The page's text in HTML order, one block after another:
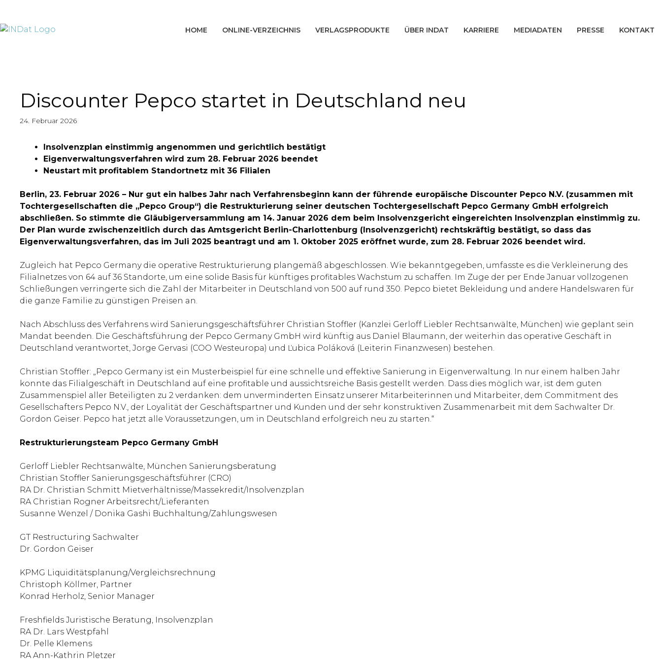
HOME ONLINE-VERZEICHNIS VERLAGSPRODUKTE ÜBER INDAT KARRIERE MEDIADATEN PRESSE KONTAKT
Discounter Pepco startet in Deutschland neu
24. Februar 2026
Insolvenzplan einstimmig angenommen und gerichtlich bestätigt
Eigenverwaltungsverfahren wird zum 28. Februar 2026 beendet
Neustart mit profitablem Standortnetz mit 36 Filialen
Berlin, 23. Februar 2026 – Nur gut ein halbes Jahr nach Verfahrensbeginn kann der führende europäische Discounter Pepco N.V. (zusammen mit
Tochtergesellschaften die „Pepco Group“) die Restrukturierung seiner deutschen Tochtergesellschaft Pepco Germany GmbH erfolgreich
abschließen. So stimmte die Gläubigerversammlung am 14. Januar 2026 dem beim Insolvenzgericht eingereichten Insolvenzplan einstimmig zu.
Der Plan wurde zwischenzeitlich durch das Amtsgericht Berlin-Charlottenburg (Insolvenzgericht) rechtskräftig bestätigt, so dass das
Eigenverwaltungsverfahren, das im Juli 2025 beantragt und am 1. Oktober 2025 eröffnet wurde, zum 28. Februar 2026 beendet wird.
Zugleich hat Pepco Germany die operative Restrukturierung plangemäß abgeschlossen. Wie bekanntgegeben, umfasste es die Verkleinerung des
Filialnetzes von 64 auf 36 Standorte, um eine solide Basis für künftiges profitables Wachstum zu schaffen. Im Zuge der per Ende Januar vollzogenen
Schließungen verringerte sich die Zahl der Mitarbeiter in Deutschland von 500 auf rund 350. Pepco bietet Bekleidung und andere Handelswaren für
die ganze Familie zu günstigen Preisen an.
Nach Abschluss des Verfahrens wird Sanierungsgeschäftsführer Christian Stoffler (Kanzlei Gerloff Liebler Rechtsanwälte, München) wie geplant sein
Mandat beenden. Die Geschäftsführung der Pepco Germany GmbH wird künftig aus Daniel Blaumann, der weiterhin das operative Geschäft in
Deutschland verantwortet, Jorge Gervasi (COO Westeuropa) und Ľubica Poláková (Leiterin Finanzwesen) bestehen.
Christian Stoffler: „Pepco Germany ist ein Musterbeispiel für eine schnelle und effektive Sanierung in Eigenverwaltung. In nur einem halben Jahr
konnte das Filialgeschäft in Deutschland auf eine profitable und aussichtsreiche Basis gestellt werden. Dass dies möglich war, ist dem guten
Zusammenspiel aller Beteiligten zu 2 verdanken: dem unverminderten Einsatz unserer Mitarbeiterinnen und Mitarbeiter, dem Commitment des
Gesellschafters Pepco N.V., der Loyalität der Geschäftspartner und Kunden und der sehr konstruktiven Zusammenarbeit mit dem Sachwalter Dr.
Gordon Geiser. Pepco hat jetzt alle Voraussetzungen, um in Deutschland erfolgreich neu zu starten.“
Restrukturierungsteam Pepco Germany GmbH
Gerloff Liebler Rechtsanwälte, München Sanierungsberatung
Christian Stoffler Sanierungsgeschäftsführer (CRO)
RA Dr. Christian Schmitt Mietverhältnisse/Massekredit/Insolvenzplan
RA Christian Rogner Arbeitsrecht/Lieferanten
Susanne Wenzel / Donika Gashi Buchhaltung/Zahlungswesen
GT Restructuring Sachwalter
Dr. Gordon Geiser
KPMG Liquiditätsplanung/Vergleichsrechnung
Christoph Köllmer, Partner
Konrad Herholz, Senior Manager
Freshfields Juristische Beratung, Insolvenzplan
RA Dr. Lars Westpfahl
Dr. Pelle Klemens
RA Ann-Kathrin Pletzer